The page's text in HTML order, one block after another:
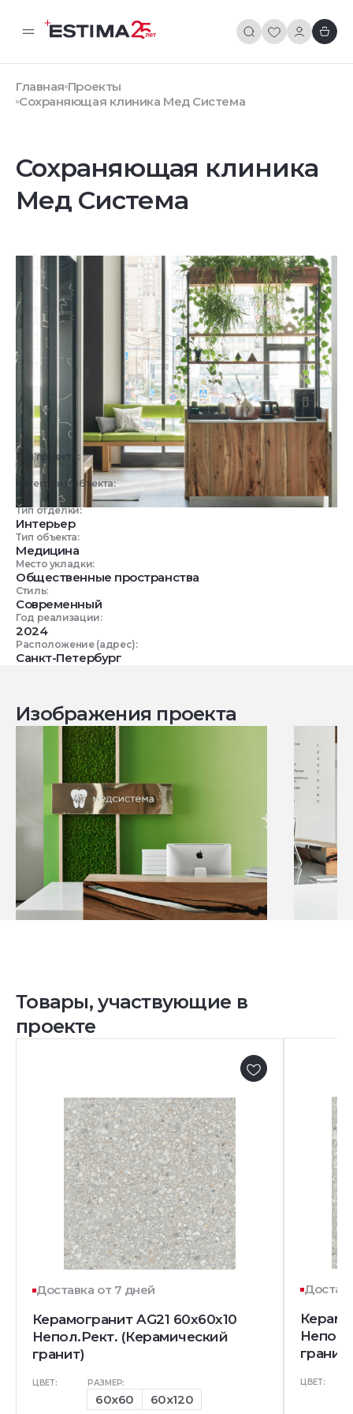
Главная Проекты
Сохраняющая клиника Мед Система
Сохраняющая клиника
Мед Система
Тип проекта:
Реализованный объект
Категория объекта:
Коммерческие объекты
Тип отделки:
Интерьер
Тип объекта:
Медицина
Место укладки:
Общественные пространства
Стиль:
Современный
Год реализации:
2024
Расположение (адрес):
Санкт-Петербург
Изображения проекта
Товары, участвующие в
проекте
Доставка от 7 дней
Керамогранит AG21 60x60x10
Непол.Рект. (Керамический
гранит)
ЦВЕТ: РАЗМЕР:
60x60 60x120
гранит)
ЦВЕТ: